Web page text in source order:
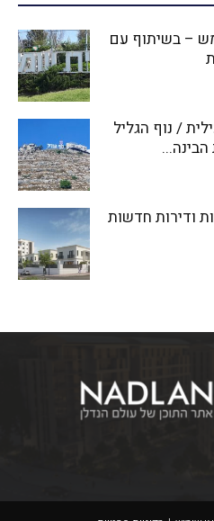
– בשיתוף עם
/ נוף הגליל
ודירות חדשות